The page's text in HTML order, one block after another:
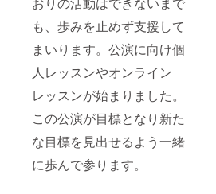
も、歩みを止めず支援して
まいります。公演に向け個
人レッスンやオンライン
レッスンが始まりました。
この公演が目標となり新た
な目標を見出せるよう一緒
に歩んで参ります。